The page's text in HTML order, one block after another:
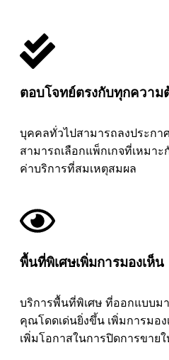
ตอบโจทย์ตรงกับทุกความ
บุคคลทั่วไปสามารถลงประกา
สามารถเลือกแพ็กเกจที่เหมา
ค่าบริการที่สมเหตุสมผล
พื้นที่พิเศษเพิ่มการมองเห็น
บริการพื้นที่พิเศษ ที่ออกแบบม
คุณโดดเด่นยิ่งขึ้น เพิ่มการมอ
เพิ่มโอกาสในการปิดการขา